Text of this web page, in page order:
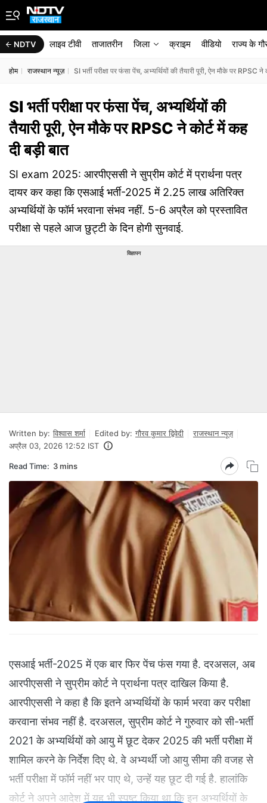
NDTV लाइव टीवी ताजातरीन जिला क्राइम वीडियो राज्‍य के
होम राजस्थान न्यूज़ SI भर्ती परीक्षा पर फंसा पेंच, अभ्यर्थियों की तैयारी पूरी, ऐन मौके पर RPSC ने
SI भर्ती परीक्षा पर फंसा पेंच, अभ्यर्थियों की
तैयारी पूरी, ऐन मौके पर RPSC ने कोर्ट में कह
दी बड़ी बात
SI exam 2025: आरपीएससी ने सुप्रीम कोर्ट में प्रार्थना पत्र
दायर कर कहा कि एसआई भर्ती-2025 में 2.25 लाख अतिरिक्त
अभ्यर्थियों के फॉर्म भरवाना संभव नहीं. 5-6 अप्रैल को प्रस्तावित
परीक्षा से पहले आज छुट्टी के दिन होगी सुनवाई.
विज्ञापन
Written by: विश्वास शर्मा Edited by: गौरव कुमार द्विवेदी
राजस्थान न्यूज़
अप्रैल 03, 2026 12:52 IST
Read Time: 3 mins
एसआई भर्ती-2025 में एक बार फिर पेंच फंस गया है. दरअसल, अब
आरपीएससी ने सुप्रीम कोर्ट ने प्रार्थना पत्र दाखिल किया है.
आरपीएससी ने कहा है कि इतने अभ्यर्थियों के फार्म भरवा कर परीक्षा
करवाना संभव नहीं है. दरअसल, सुप्रीम कोर्ट ने गुरुवार को सी-भर्ती
2021 के अभ्यर्थियों को आयु में छूट देकर 2025 की भर्ती परीक्षा में
शामिल करने के निर्देश दिए थे. वे अभ्यर्थी जो आयु सीमा की वजह से
भर्ती परीक्षा में फॉर्म नहीं भर पाए थे, उन्हें यह छूट दी गई है. हालांकि
कोर्ट ने अपने आदेश में यह भी स्पष्ट किया था कि इन अभ्यर्थियों के